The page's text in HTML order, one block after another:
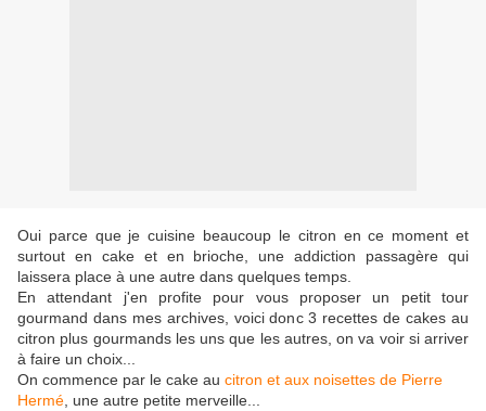
Oui parce que je cuisine beaucoup le citron en ce moment et
surtout en cake et en brioche, une addiction passagère qui
laissera place à une autre dans quelques temps.
En attendant j'en profite pour vous proposer un petit tour
gourmand dans mes archives, voici donc 3 recettes de cakes au
citron plus gourmands les uns que les autres, on va voir si arriver
à faire un choix...
On commence par le cake au citron et aux noisettes de Pierre
Hermé , une autre petite merveille...